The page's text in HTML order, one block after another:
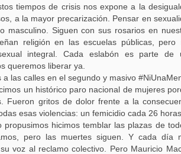
tiempos de crisis nos expone a la
a la mayor precarización. Pensar en
masculino. Siguen con sus rosarios en
religión en las escuelas públicas, pero
integral. Cada eslabón es parte de
queremos liberar ya.
a las calles en el segundo y masivo
un histórico paro nacional de mujeres
Fueron gritos de dolor frente a la
esas violencias: un femicidio cada 26
propusimos hicimos temblar las plazas de
pero las muertes siguen. Y cada día
voz al reclamo colectivo. Pero Mauricio